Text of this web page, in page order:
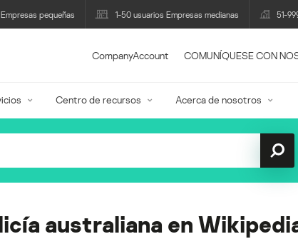
pequeñas 1-50 usuarios Empresas medianas 51-
CompanyAccount COMUNÍQUESE CON
Centro de recursos Acerca de nosotros
australiana en